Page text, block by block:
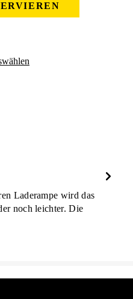
Laderampe wird das
noch leichter. Die